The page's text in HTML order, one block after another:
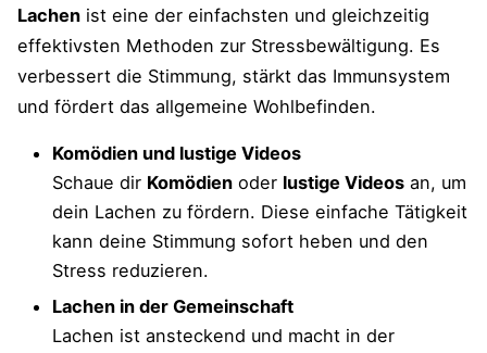
Lachen ist eine der einfachsten und gleichzeitig
effektivsten Methoden zur Stressbewältigung. Es
verbessert die Stimmung, stärkt das Immunsystem
und fördert das allgemeine Wohlbefinden.
Komödien und lustige Videos
Schaue dir Komödien oder lustige Videos an, um
dein Lachen zu fördern. Diese einfache Tätigkeit
kann deine Stimmung sofort heben und den
Stress reduzieren.
Lachen in der Gemeinschaft
Lachen ist ansteckend und macht in der